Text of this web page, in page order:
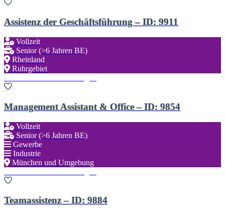
Assistenz der Geschäftsführung – ID: 9911
Vollzeit
Senior (>6 Jahren BE)
Rheinland
Ruhrgebiet
Management Assistant & Office – ID: 9854
Vollzeit
Senior (>6 Jahren BE)
Gewerbe
Industrie
München und Umgebung
Teamassistenz – ID: 9884